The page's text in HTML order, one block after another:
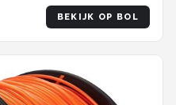
BEKIJK OP BOL